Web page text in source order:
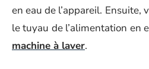
en eau de l’appareil. Ensuite,
le tuyau de l’alimentation en
machine à laver.